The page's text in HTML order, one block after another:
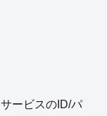
ービスのID/パ